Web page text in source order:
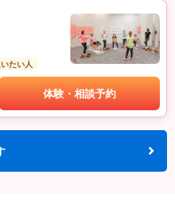
たい人
体験・相談予約